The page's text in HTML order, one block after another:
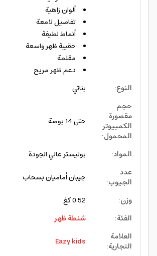
ألوان زاهية
تفاصيل لامعة
أنماط لطيفة
حقيبة ظهر واسعة
مقلمة
دعم ظهر مريح
النوع:
بناتي
حجم
مقصورة
الكمبيوتر
المحمول:
حتى 14 بوصة
المواد:
بوليستر عالي الجودة
عدد
الجيوب:
جيبان أماميان بسحاب
وزن:
0.52 كغ
الفئة:
شنطة ظهر
العلامة
التجارية:
Eazy kids